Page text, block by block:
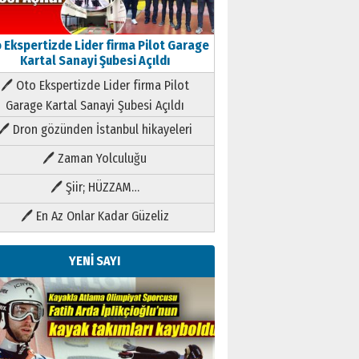
Ekspertizde Lider firma Pilot Garage
Kartal Sanayi Şubesi Açıldı
🖊 Oto Ekspertizde Lider firma Pilot
Garage Kartal Sanayi Şubesi Açıldı
Dron gözünden İstanbul hikayeleri
🖊 Zaman Yolculuğu
🖊 Şiir; HÜZZAM…
🖊 En Az Onlar Kadar Güzeliz
YENİ SAYI